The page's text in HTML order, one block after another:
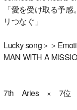
「愛を受け取る予
リつなぐ」
Lucky song＞＞
MAN WITH A
7th Aries × 7位